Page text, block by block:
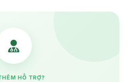
HỖ TRỢ?